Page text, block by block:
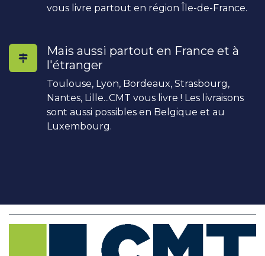
vous livre partout en région Île-de-France.
Mais aussi partout en France et à
l'étranger
Toulouse, Lyon, Bordeaux, Strasbourg,
Nantes, Lille...CMT vous livre ! Les livraisons
sont aussi possibles en Belgique et au
Luxembourg.